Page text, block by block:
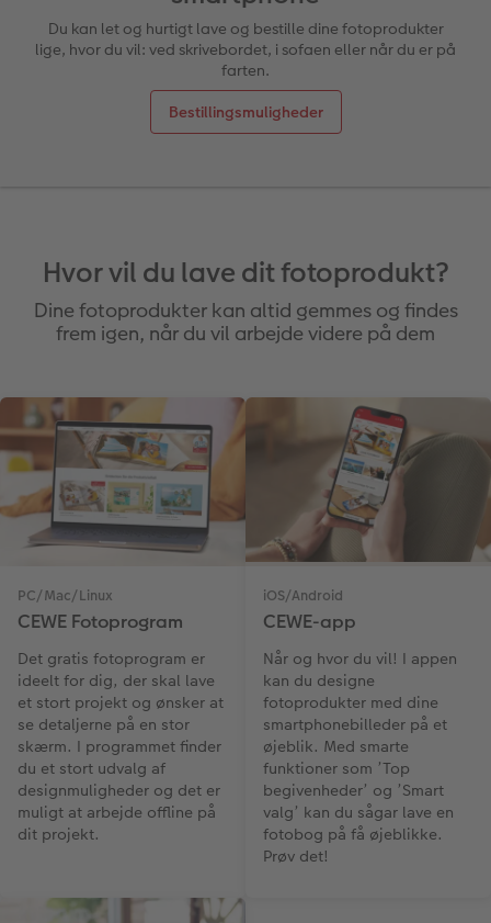
Inspiration
Nem billedoverførsel
CEWE FOTOBOG Color pop
Panoramaside
Tilbehør
Forstørrelse på fotopapir
Fotosæt
Engangskamera print
Analoge billeder
Gratis fotolagring
Pasfoto
Billede på aluminiumsplade
Galleritryk
Fotoplakat med kort
Fotoplakat med plakatliste
hexxas
Flerdelt vægbillede
Fotopanel
Talcollage
Inspiration
Gratis fotolagring
Tilbehør
Tekstiler
Skole og kontor
Fyld-selv gaveæske
Mobilcovers
Inspiration
CEWE Gavekort
Firmagave
Pasfoto
Design selv
Alle anledninger
Postkort
Kort med fotoindstik
Menukort
Direkte forsendelse
Digitalt festkort
Inspiration
Valgmuligheder
Tilbehør
Du kan let og hurtigt lave og bestille dine fotoprodukter
lige, hvor du vil: ved skrivebordet, i sofaen eller når du er på
farten.
Bestillingsmuligheder
Hvor vil du lave dit fotoprodukt?
Dine fotoprodukter kan altid gemmes og findes
frem igen, når du vil arbejde videre på dem
PC/Mac/Linux
CEWE Fotoprogram
Det gratis fotoprogram er
ideelt for dig, der skal lave
et stort projekt og ønsker at
se detaljerne på en stor
skærm. I programmet finder
du et stort udvalg af
designmuligheder og det er
muligt at arbejde offline på
dit projekt.
iOS/Android
CEWE-app
Når og hvor du vil! I appen
kan du designe
fotoprodukter med dine
smartphonebilleder på et
øjeblik. Med smarte
funktioner som ’Top
begivenheder’ og ’Smart
valg’ kan du sågar lave en
fotobog på få øjeblikke.
Prøv det!